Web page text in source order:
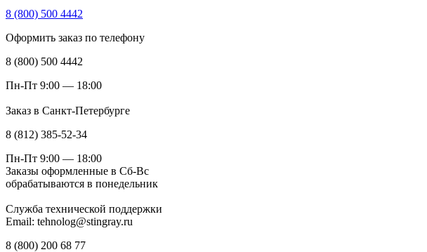
8 (800) 500 4442
Оформить заказ по телефону
8 (800) 500 4442
Пн-Пт 9:00 — 18:00
Заказ в Санкт-Петербурге
8 (812) 385-52-34
Пн-Пт 9:00 — 18:00
Заказы оформленные в Сб-Вс
обрабатываются в понедельник
Служба технической поддержки
Email: tehnolog@stingray.ru
8 (800) 200 68 77